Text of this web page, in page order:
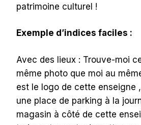
patrimoine culturel !
Exemple d’indices faciles :
Avec des lieux : Trouve-moi
même photo que moi au
est le logo de cette enseigne
une place de parking à la
magasin à côté de cette